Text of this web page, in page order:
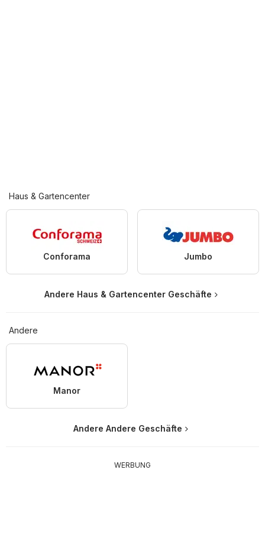
Haus & Gartencenter
Conforama Jumbo
Andere Haus & Gartencenter Geschäfte
Andere
Manor
Andere Andere Geschäfte
WERBUNG